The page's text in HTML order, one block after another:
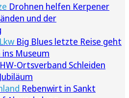
Drohnen helfen Kerpener
und der
Big Blues letzte Reise geht
Museum
Ortsverband Schleiden
Rebenwirt in Sankt